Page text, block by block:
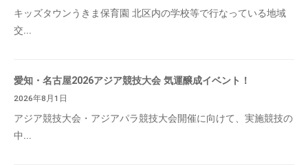
キッズタウンうきま保育園 北区内の学校等で行なっている地域
交...
愛知・名古屋2026アジア競技大会 気運醸成イベント！
2026年8月1日
アジア競技大会・アジアパラ競技大会開催に向けて、実施競技の
中...